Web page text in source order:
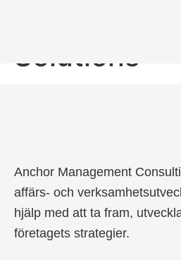
Solutions
Anchor Management
affärs- och
hjälp med att ta fram,
företagets strategier.